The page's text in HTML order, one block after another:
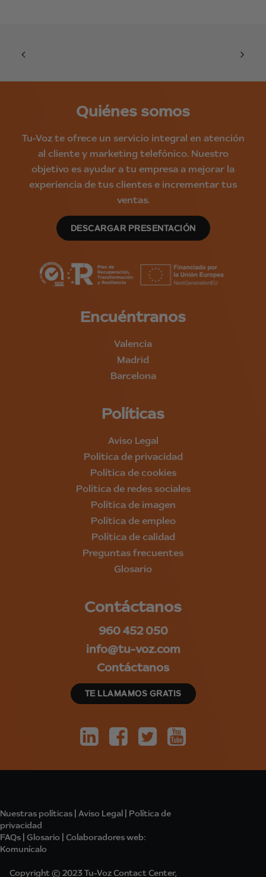
Quiénes somos
Tu-Voz te ofrece un servicio integral en atención
al cliente y marketing telefónico. Nuestro
objetivo es ayudar a tu empresa a mejorar la
experiencia de tus clientes e incrementar tus
ventas.
DESCARGAR PRESENTACIÓN
Encuéntranos
Valencia
Madrid
Barcelona
Políticas
Aviso Legal
Política de privacidad
Política de cookies
Política de redes sociales
Política de imagen
Política de empleo
Política de calidad
Preguntas frecuentes
Glosario
Contáctanos
960 452 050
info@tu-voz.com
Contáctanos
TE LLAMAMOS GRATIS
Nuestras políticas | Aviso Legal | Política de
privacidad
FAQs | Glosario | Colaboradoresweb:
Komunícalo
Copyright © 2023 Tu-Voz Contact Center,